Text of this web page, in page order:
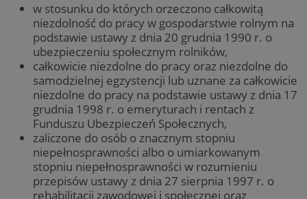
w stosunku do których orzeczono całkowitą
niezdolność do pracy w gospodarstwie rolnym na
podstawie ustawy z dnia 20 grudnia 1990 r. o
ubezpieczeniu społecznym rolników,
całkowicie niezdolne do pracy oraz niezdolne do
samodzielnej egzystencji lub uznane za całkowicie
niezdolne do pracy na podstawie ustawy z dnia 17
grudnia 1998 r. o emeryturach i rentach z
Funduszu Ubezpieczeń Społecznych,
zaliczone do osób o znacznym stopniu
niepełnosprawności albo o umiarkowanym
stopniu niepełnosprawności w rozumieniu
przepisów ustawy z dnia 27 sierpnia 1997 r. o
rehabilitacji zawodowej i społecznej oraz